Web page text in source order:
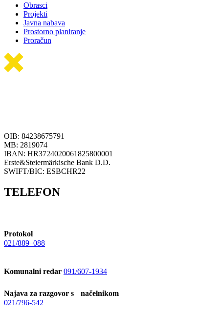
Obrasci
Projekti
Javna nabava
Prostorno planiranje
Proračun
OIB: 84238675791
MB: 2819074
IBAN: HR3724020061825800001
Erste&Steiermärkische Bank D.D.
SWIFT/BIC: ESBCHR22
TELEFON
Protokol
021/889–088
Komunalni redar 091/607-1934
Najava za razgovor s načelnikom
021/796-542